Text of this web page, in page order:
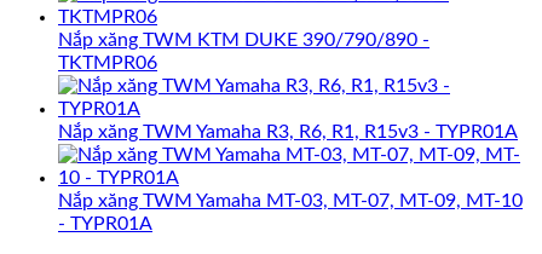
Nắp xăng TWM KTM DUKE 390/790/890 -
TKTMPR06
Nắp xăng TWM Yamaha R3, R6, R1, R15v3 - TYPR01A
Nắp xăng TWM Yamaha MT-03, MT-07, MT-09, MT-10
- TYPR01A